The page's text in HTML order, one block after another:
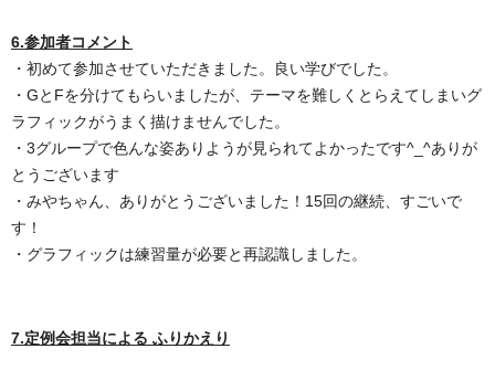
6.参加者コメント
・初めて参加させていただきました。良い学びでした。
・GとFを分けてもらいましたが、テーマを難しくとらえてしまいグ
ラフィックがうまく描けませんでした。
・3グループで色んな姿ありようが見られてよかったです^_^ありが
とうございます
・みやちゃん、ありがとうございました！15回の継続、すごいで
す！
・グラフィックは練習量が必要と再認識しました。
7.定例会担当による ふりかえり